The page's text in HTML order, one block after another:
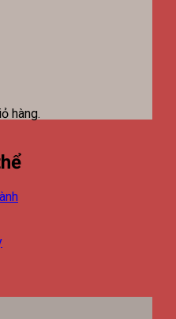
hàng.